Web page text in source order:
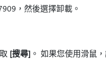
，然後選擇卸載。
[搜尋] 。 如果您使用滑鼠